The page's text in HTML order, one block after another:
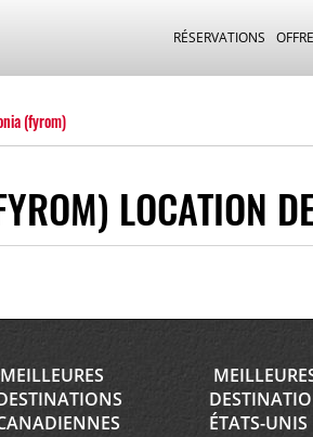
RÉSERVATIONS
(fyrom)
LOCATION
MEILLEURES
ÉTATS-UNIS